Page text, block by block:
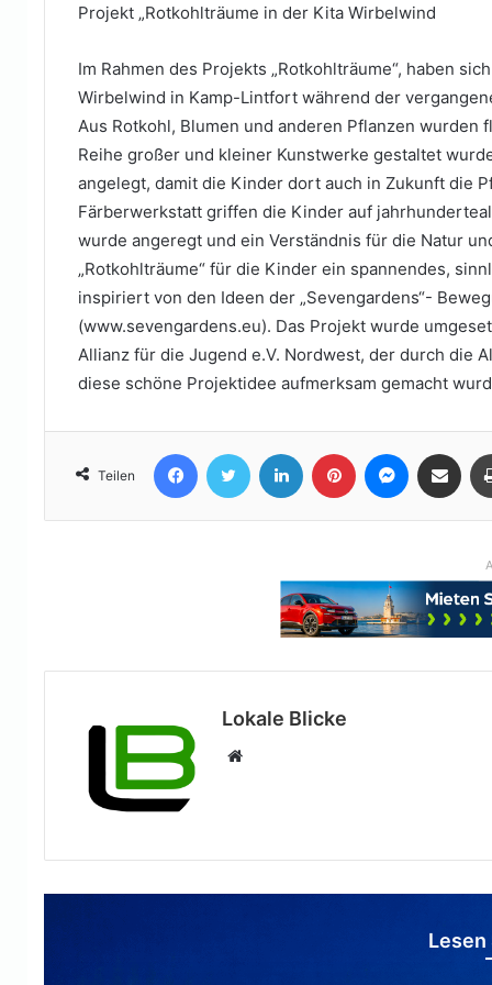
Projekt „Rotkohlträume in der Kita Wirbelwind
Im Rahmen des Projekts „Rotkohlträume“, haben
Wirbelwind in Kamp-Lintfort während der
Aus Rotkohl, Blumen und anderen Pflanzen
Reihe großer und kleiner Kunstwerke gestaltet
angelegt, damit die Kinder dort auch in Zukunft die
Färberwerkstatt griffen die Kinder auf
wurde angeregt und ein Verständnis für die Natur
„Rotkohlträume“ für die Kinder ein spannendes,
inspiriert von den Ideen der „Sevengardens“-
(www.sevengardens.eu). Das Projekt wurde
Allianz für die Jugend e.V. Nordwest, der durch die
diese schöne Projektidee aufmerksam gemacht
Teilen
FacebookTwitter LinkedIn Pinterest Messenger
Teile per E-Mail
Lokale Blicke
Webseite